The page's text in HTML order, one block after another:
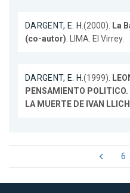
DARGENT, E. H.(2000). La
(co-autor). LIMA. El Virrey.
DARGENT, E. H.(1999).
PENSAMIENTO
LA MUERTE DE IVAN
6